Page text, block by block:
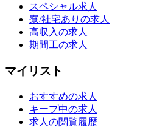
スペシャル求人
寮/社宅ありの求人
高収入の求人
期間工の求人
マイリスト
おすすめの求人
キープ中の求人
求人の閲覧履歴